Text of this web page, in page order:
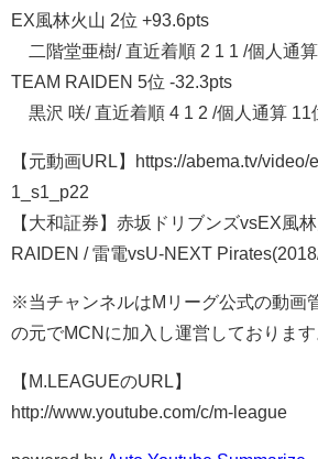
EX風林火山 2位 +93.6pts
二階堂亜樹/ 直近着順 2 1 1 /個人通
TEAM RAIDEN 5位 -32.3pts
黒沢 咲/ 直近着順 4 1 2 /個人通算 11
【元動画URL】https://abema.tv/video/
1_s1_p22
【大和証券】赤坂ドリブンズvsEX風
RAIDEN / 雷電vsU-NEXT
※当チャンネルはMリーグ公式の動画
の元でMCNに加入し運営しております
【M.LEAGUEのURL】
http://www.youtube.com/c/m-league